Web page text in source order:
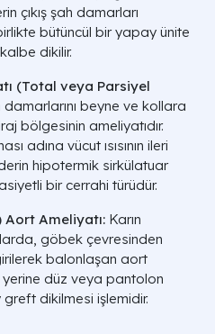
çıkış şah damarları
bütüncül bir yapay ünite
dikilir.
(Total veya Parsiyel
beyne ve kollara
bölgesinin ameliyatıdır.
adına vücut ısısının ileri
hipotermik sirkülatuar
bir cerrahi türüdür.
Aort Ameliyatı: Karın
göbek çevresinden
balonlaşan aort
yerine düz veya pantolon
dikilmesi işlemidir.